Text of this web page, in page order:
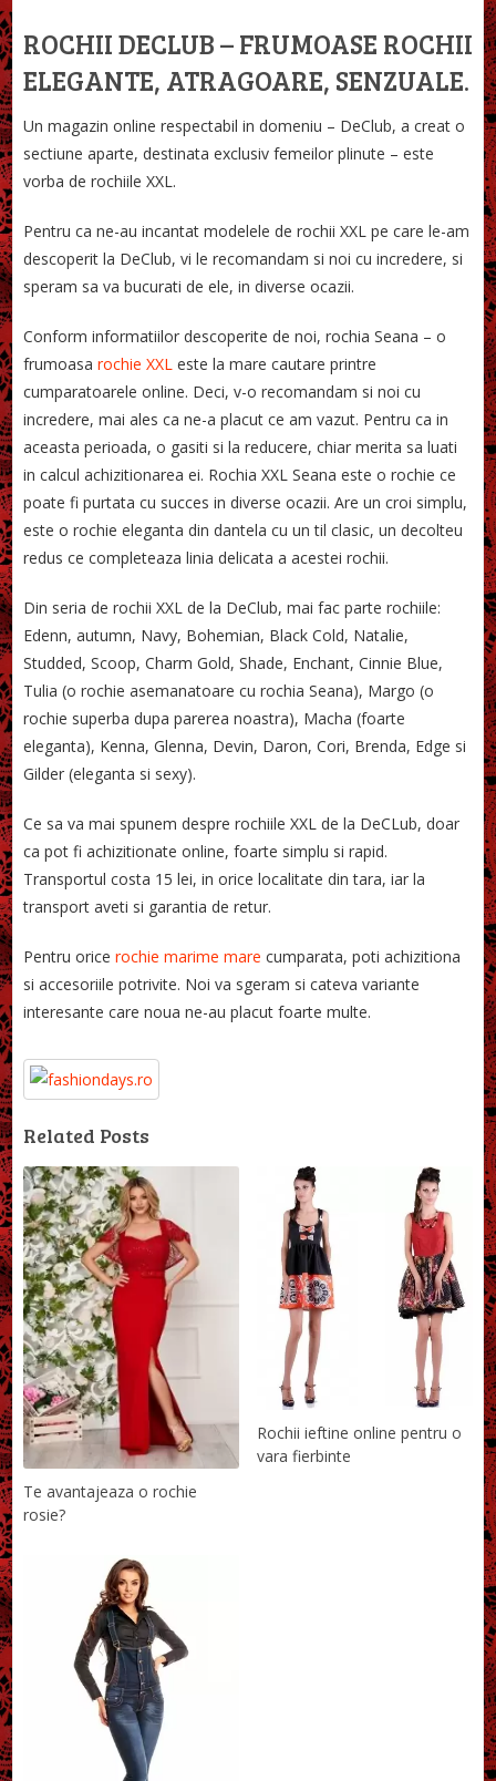
ROCHII DECLUB – FRUMOASE ROCHII
ELEGANTE, ATRAGOARE, SENZUALE.
Un magazin online respectabil in domeniu – DeClub, a creat o
sectiune aparte, destinata exclusiv femeilor plinute – este
vorba de rochiile XXL.
Pentru ca ne-au incantat modelele de rochii XXL pe care le-am
descoperit la DeClub, vi le recomandam si noi cu incredere, si
speram sa va bucurati de ele, in diverse ocazii.
Conform informatiilor descoperite de noi, rochia Seana – o
frumoasa rochie XXL este la mare cautare printre
cumparatoarele online. Deci, v-o recomandam si noi cu
incredere, mai ales ca ne-a placut ce am vazut. Pentru ca in
aceasta perioada, o gasiti si la reducere, chiar merita sa luati
in calcul achizitionarea ei. Rochia XXL Seana este o rochie ce
poate fi purtata cu succes in diverse ocazii. Are un croi simplu,
este o rochie eleganta din dantela cu un til clasic, un decolteu
redus ce completeaza linia delicata a acestei rochii.
Din seria de rochii XXL de la DeClub, mai fac parte rochiile:
Edenn, autumn, Navy, Bohemian, Black Cold, Natalie,
Studded, Scoop, Charm Gold, Shade, Enchant, Cinnie Blue,
Tulia (o rochie asemanatoare cu rochia Seana), Margo (o
rochie superba dupa parerea noastra), Macha (foarte
eleganta), Kenna, Glenna, Devin, Daron, Cori, Brenda, Edge si
Gilder (eleganta si sexy).
Ce sa va mai spunem despre rochiile XXL de la DeCLub, doar
ca pot fi achizitionate online, foarte simplu si rapid.
Transportul costa 15 lei, in orice localitate din tara, iar la
transport aveti si garantia de retur.
Pentru orice rochie marime mare cumparata, poti achizitiona
si accesoriile potrivite. Noi va sgeram si cateva variante
interesante care noua ne-au placut foarte multe.
Related Posts
Te avantajeaza o rochie
rosie?
Rochii ieftine online pentru o
vara fierbinte